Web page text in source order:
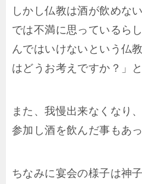
しかし仏教は酒が飲めな
では不満に思っているら
んではいけないという仏
はどうお考えですか？」
また、我慢出来なくなり
参加し酒を飲んだ事もあっ
ちなみに宴会の様子は神